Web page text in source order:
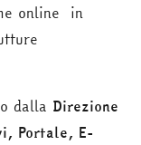
online in
dalla Direzione
Portale, E-